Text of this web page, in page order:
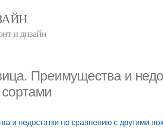
и дизайн
Преимущества и
и недостатки по сравнению с другими